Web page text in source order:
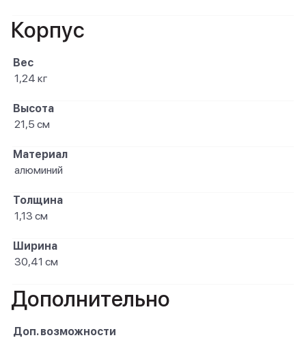
Корпус
Вес
1,24 кг
Высота
21,5 см
Материал
алюминий
Толщина
1,13 см
Ширина
30,41 см
Дополнительно
Доп. возможности